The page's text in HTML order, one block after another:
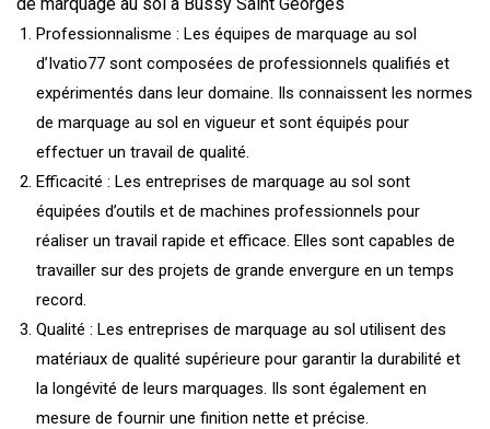
Professionnalisme : Les équipes de marquage au sol
d’Ivatio77 sont composées de professionnels qualifiés et
expérimentés dans leur domaine. Ils connaissent les normes
de marquage au sol en vigueur et sont équipés pour
effectuer un travail de qualité.
Efficacité : Les entreprises de marquage au sol sont
équipées d’outils et de machines professionnels pour
réaliser un travail rapide et efficace. Elles sont capables de
travailler sur des projets de grande envergure en un temps
record.
Qualité : Les entreprises de marquage au sol utilisent des
matériaux de qualité supérieure pour garantir la durabilité et
la longévité de leurs marquages. Ils sont également en
mesure de fournir une finition nette et précise.